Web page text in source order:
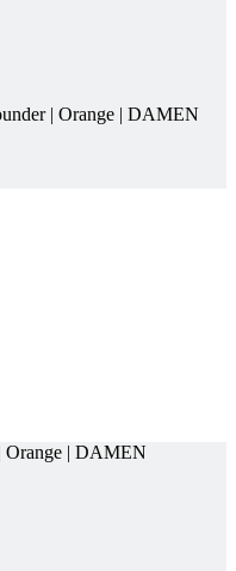
| Orange | DAMEN